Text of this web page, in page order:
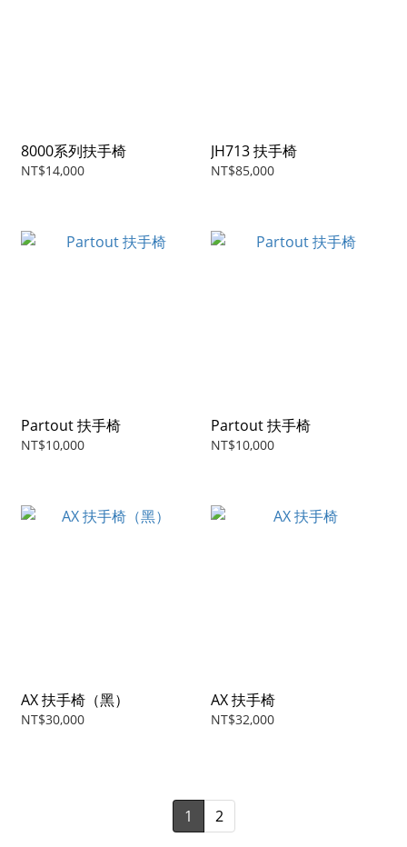
8000系列扶手椅
NT$14,000
JH713 扶手椅
NT$85,000
Partout 扶手椅
NT$10,000
Partout 扶手椅
NT$10,000
AX 扶手椅（黑）
NT$30,000
AX 扶手椅
NT$32,000
1 2